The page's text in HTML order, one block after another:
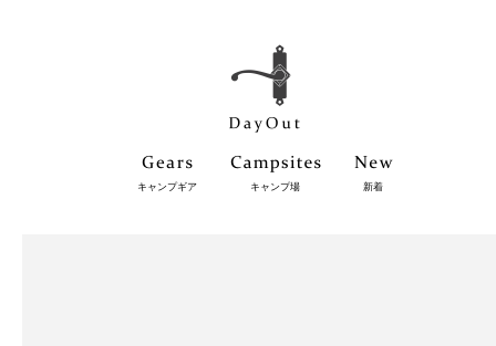
キャンプギア キャンプ場 新着